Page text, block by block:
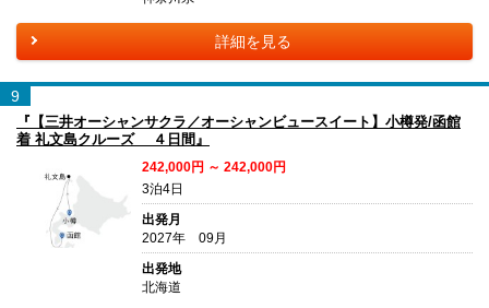
詳細を見る
9
『【三井オーシャンサクラ／オーシャンビュースイート】小樽発/函館
着 礼文島クルーズ ４日間』
242,000円 ～ 242,000円
3泊4日
出発月
2027年 09月
出発地
北海道